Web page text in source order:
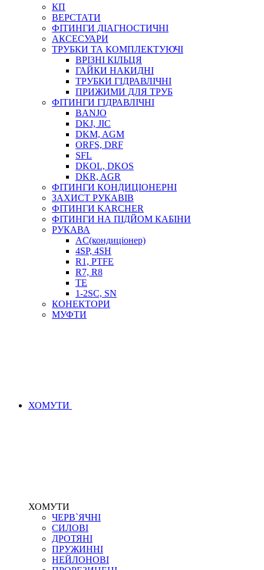
КП
ВЕРСТАТИ
ФІТИНГИ ДІАГНОСТИЧНІ
АКСЕСУАРИ
ТРУБКИ ТА КОМПЛЕКТУЮЧІ
ВРІЗНІ КІЛЬЦЯ
ГАЙКИ НАКИДНІ
ТРУБКИ ГІДРАВЛІЧНІ
ПРИЖИМИ ДЛЯ ТРУБ
ФІТИНГИ ГІДРАВЛІЧНІ
BANJO
DKJ, JIC
DKM, AGM
ORFS, DRF
SFL
DKOL, DKOS
DKR, AGR
ФІТИНГИ КОНДИЦІОНЕРНІ
ЗАХИСТ РУКАВІВ
ФІТИНГИ KARCHER
ФІТИНГИ НА ПІДЙОМ КАБІНИ
РУКАВА
AC(кондиціонер)
4SP, 4SH
R1, PTFE
R7, R8
TE
1-2SC, SN
КОНЕКТОРИ
МУФТИ
ХОМУТИ
ХОМУТИ
ЧЕРВ`ЯЧНІ
СИЛОВІ
ДРОТЯНІ
ПРУЖИННІ
НЕЙЛОНОВІ